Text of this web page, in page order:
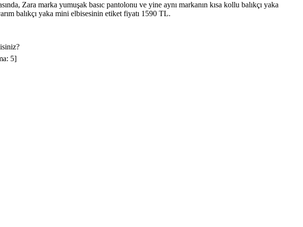
Zara marka yumuşak basıc pantolonu ve yine aynı markanın kısa kollu balıkçı yaka
balıkçı yaka mini elbisesinin etiket fiyatı 1590 TL.
5]